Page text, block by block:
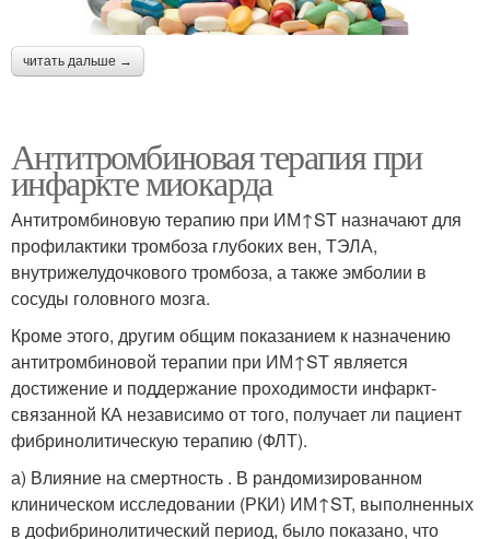
читать дальше →
Антитромбиновая терапия при
инфаркте миокарда
Антитромбиновую терапию при ИМ↑ST назначают для
профилактики тромбоза глубоких вен, ТЭЛА,
внутрижелудочкового тромбоза, а также эмболии в
сосуды головного мозга.
Кроме этого, другим общим показанием к назначению
антитромбиновой терапии при ИМ↑ST является
достижение и поддержание проходимости инфаркт-
связанной КА независимо от того, получает ли пациент
фибринолитическую терапию (ФЛТ).
а) Влияние на смертность . В рандомизированном
клиническом исследовании (РКИ) ИМ↑ST, выполненных
в дофибринолитический период, было показано, что